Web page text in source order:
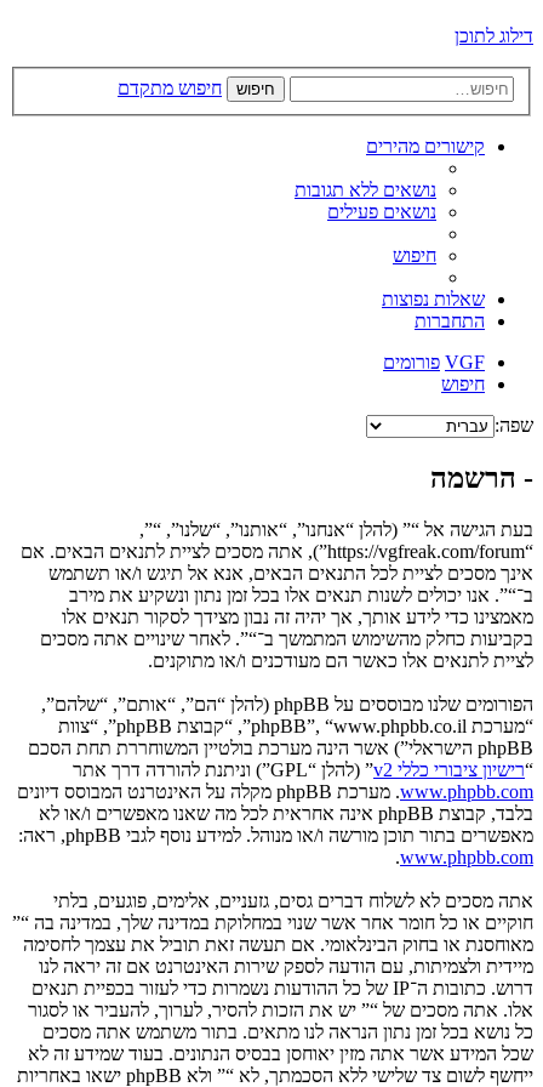
דילוג לתוכן
חיפוש חיפוש מתקדם
קישורים מהירים
נושאים ללא תגובות
נושאים פעילים
חיפוש
שאלות נפוצות
התחברות
VGF פורומים
חיפוש
שפה:
- הרשמה
בעת הגישה אל “” (להלן “אנחנו”, “אותנו”, “שלנו”, “”,
“https://vgfreak.com/forum”), אתה מסכים לציית לתנאים הבאים. אם
אינך מסכים לציית לכל התנאים הבאים, אנא אל תיגש ו/או תשתמש
ב־“”. אנו יכולים לשנות תנאים אלו בכל זמן נתון ונשקיע את מירב
מאמצינו כדי לידע אותך, אך יהיה זה נבון מצידך לסקור תנאים אלו
בקביעות כחלק מהשימוש המתמשך ב־“”. לאחר שינויים אתה מסכים
לציית לתנאים אלו כאשר הם מעודכנים ו/או מתוקנים.
הפורומים שלנו מבוססים על phpBB (להלן “הם”, “אותם”, “שלהם”,
“מערכת phpBB”, “www.phpbb.co.il”, “קבוצת phpBB”, “צוות
phpBB הישראלי”) אשר הינה מערכת בולטיין המשוחררת תחת הסכם
“רישיון ציבורי כללי v2
” (להלן “GPL”) וניתנת להורדה דרך אתר
www.phpbb.com
. מערכת phpBB מקלה על האינטרנט המבוסס דיונים
בלבד, קבוצת phpBB אינה אחראית לכל מה שאנו מאפשרים ו/או לא
מאפשרים בתור תוכן מורשה ו/או מנוהל. למידע נוסף לגבי phpBB, ראה:
www.phpbb.com
.
אתה מסכים לא לשלוח דברים גסים, גזעניים, אלימים, פוגעים, בלתי
חוקיים או כל חומר אחר אשר שנוי במחלוקת במדינה שלך, במדינה בה “”
מאוחסנת או בחוק הבינלאומי. אם תעשה זאת תוביל את עצמך לחסימה
מיידית ולצמיתות, עם הודעה לספק שירות האינטרנט אם זה יראה לנו
דרוש. כתובות ה־IP של כל ההודעות נשמרות כדי לעזור בכפיית תנאים
אלו. אתה מסכים של “” יש את הזכות להסיר, לערוך, להעביר או לסגור
כל נושא בכל זמן נתון הנראה לנו מתאים. בתור משתמש אתה מסכים
שכל המידע אשר אתה מזין יאוחסן בבסיס הנתונים. בעוד שמידע זה לא
ייחשף לשום צד שלישי ללא הסכמתך, לא “” ולא phpBB ישאו באחריות